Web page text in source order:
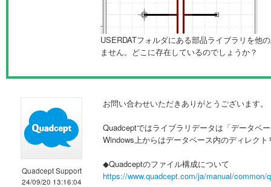
USERDATフォルダにある部品ライブラリを他
ません。どこに存在しているのでしょうか？
Quadcept Support
24/09/20 13:16:04
お問い合わせいただきありがとうございます。
Quadceptではライブラリデータは「データベ
Windows上からはデータベース内のディレク
◆Quadceptのファイル構成について
https://www.quadcept.com/ja/manual/common/